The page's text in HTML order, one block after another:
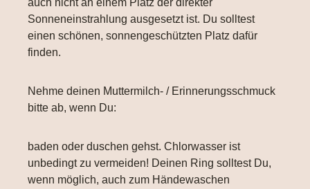
Sonneneinstrahlung ausgesetzt ist. Du solltest
einen schönen, sonnengeschützten Platz dafür
finden.
Nehme deinen Muttermilch- / Erinnerungsschmuck
bitte ab, wenn Du:
baden oder duschen gehst. Chlorwasser ist
unbedingt zu vermeiden! Deinen Ring solltest Du,
wenn möglich, auch zum Händewaschen